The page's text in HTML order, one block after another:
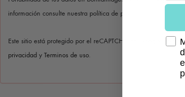
información consulte nuestra política de privacidad.
Este sitio está protegido por el reCAPTCHA de Google,
privacidad y Terminos de uso.